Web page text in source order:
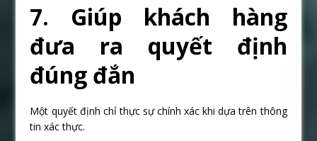
7. Giúp khách hàng
đưa ra quyết định
đúng đắn
Một quyết định chỉ thực sự chính xác khi dựa trên thông
tin xác thực.